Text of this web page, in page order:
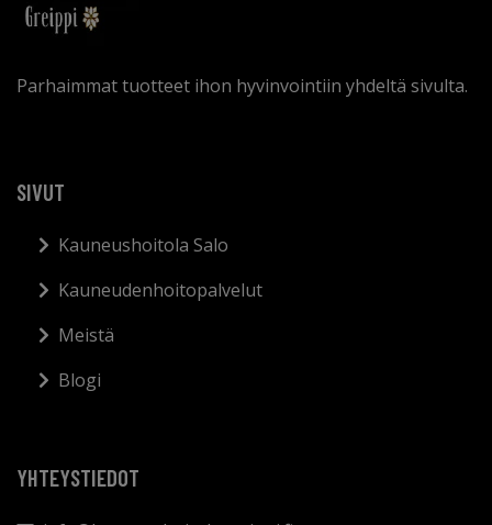
Parhaimmat tuotteet ihon hyvinvointiin yhdeltä sivulta.
SIVUT
Kauneushoitola Salo
Kauneudenhoitopalvelut
Meistä
Blogi
YHTEYSTIEDOT